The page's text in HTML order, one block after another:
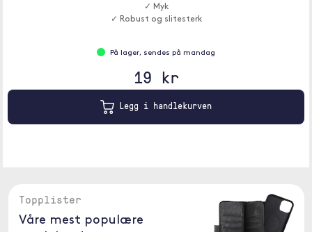
✓ Myk
✓ Robust og slitesterk
På lager, sendes på mandag
19 kr
Legg i handlekurven
Topplister
Våre mest populære